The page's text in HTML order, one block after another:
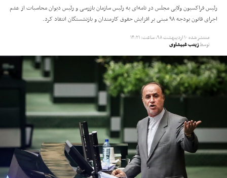
رئیس فراکسیون ولایی مجلس در نامه‌ای به رئیس سازمان بازرسی و رئیس دیوان محاسبات از عدم
اجرای قانون بودجه ۹۸ مبنی بر افزایش حقوق کارمندان و بازنشستگان انتقاد کرد.
منتشر شده۱۰ اردیبهشت ۹۸, ساعت: ۱۴:۲۱
توسطزینب غبیشاوی